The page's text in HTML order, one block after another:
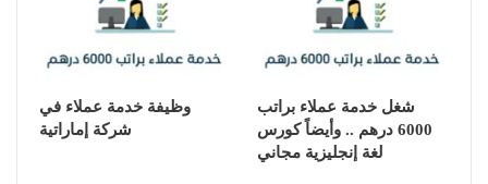
وظيفة خدمة عملاء في
شركة إماراتية
شغل خدمة عملاء براتب
6000 درهم .. وأيضاً كورس
لغة إنجليزية مجاني